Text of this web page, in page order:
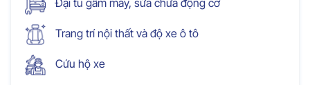
Đại tu gầm máy, sửa chữa động cơ
Trang trí nội thất và độ xe ô tô
Cứu hộ xe